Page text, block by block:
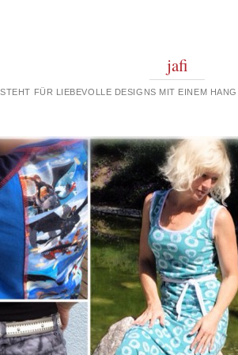
jafi
FÜR LIEBEVOLLE DESIGNS MIT EINEM HANG